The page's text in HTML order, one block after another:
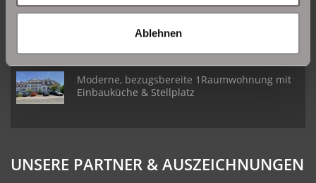
Ablehnen
Schöne Erdgeschosswohnung mit Balkon in
Moderne, bezugsbereite 1Raumwohnung mit
Einbauküche & Stellplatz
UNSERE PARTNER & AUSZEICHNUNGEN